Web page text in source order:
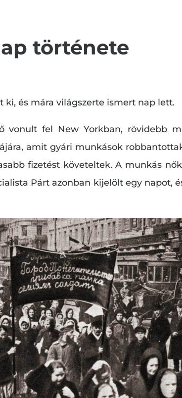
története
és mára világszerte ismert nap lett.
vonult fel New Yorkban, rövidebb
amit gyári munkások
fizetést követeltek. A munkás
Párt azonban kijelölt egy napot,